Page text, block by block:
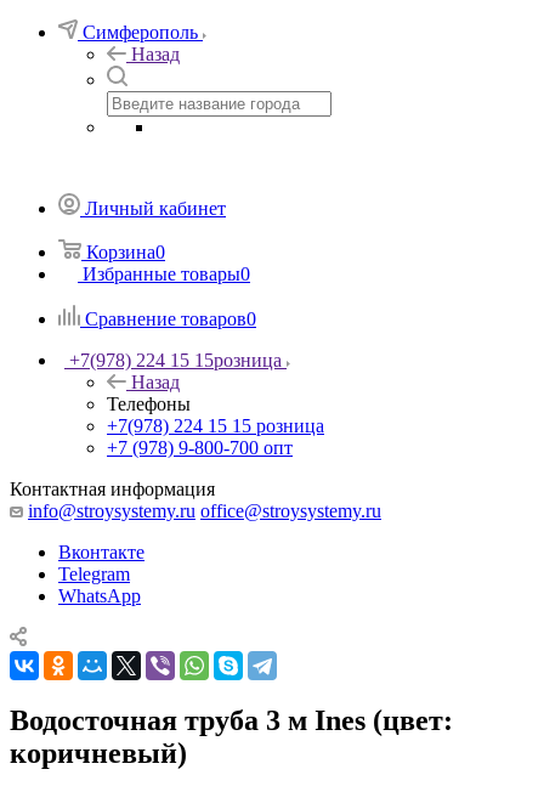
Симферополь
Назад
Личный кабинет
Корзина0
Избранные товары0
Сравнение товаров0
+7(978) 224 15 15розница
Назад
Телефоны
+7(978) 224 15 15 розница
+7 (978) 9-800-700 опт
Контактная информация
info@stroysystemy.ru office@stroysystemy.ru
Вконтакте
Telegram
WhatsApp
Водосточная труба 3 м Ines (цвет:
коричневый)